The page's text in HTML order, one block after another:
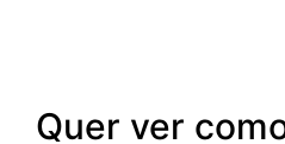
Quer ver